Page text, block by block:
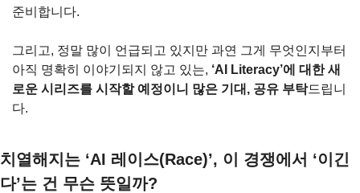
준비합니다.
그리고, 정말 많이 언급되고 있지만 과연 그게 무엇인지부터
아직 명확히 이야기되지 않고 있는, ‘AI Literacy’에 대한 새
로운 시리즈를 시작할 예정이니 많은 기대, 공유 부탁드립니
다.
치열해지는 ‘AI 레이스(Race)’, 이 경쟁에서 ‘이긴
다’는 건 무슨 뜻일까?